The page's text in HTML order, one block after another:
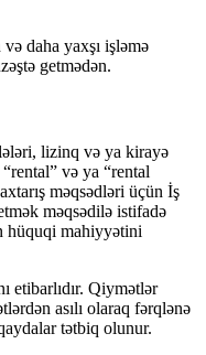
daha yaxşı işləmə
getmədən.
lizinq və ya kirayə
və ya “rental
məqsədləri üçün İş
məqsədilə istifadə
hüquqi mahiyyətini
etibarlıdır. Qiymətlər
asılı olaraq fərqlənə
tətbiq olunur.